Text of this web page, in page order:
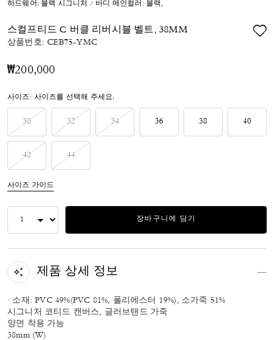
하드웨어: 블랙 시그니처 / 바디 메인컬러: 블랙,
스컬프티드 C 버클 리버시블 벨트, 38MM
상품번호:CEB75-YMC
₩200,000
사이즈: 사이즈를 선택해 주세요.
30 32 34 36 38 40
42 44
사이즈 가이드
장바구니에 담기
제품 상세 정보
· 소재: PVC 49%(PVC 81%, 폴리에스터 19%), 소가죽 51%
시그니처 코티드 캔버스, 글러브탠드 가죽
양면 착용 가능
38mm (W)